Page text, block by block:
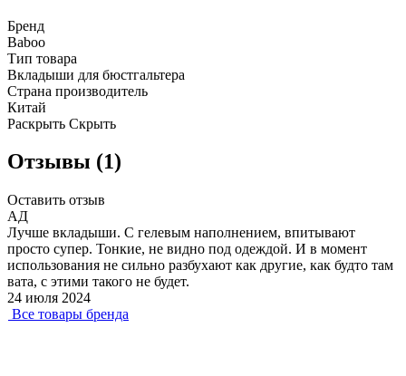
Бренд
Baboo
Тип товара
Вкладыши для бюстгальтера
Страна производитель
Китай
Раскрыть Скрыть
Отзывы (1)
Оставить отзыв
АД
Лучше вкладыши. С гелевым наполнением, впитывают
просто супер. Тонкие, не видно под одеждой. И в момент
использования не сильно разбухают как другие, как будто там
вата, с этими такого не будет.
24 июля 2024
Все товары бренда